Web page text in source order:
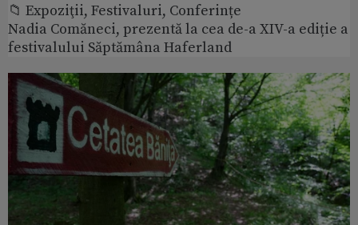
📁 Expoziţii, Festivaluri, Conferințe
Nadia Comăneci, prezentă la cea de-a XIV-a ediție a
festivalului Săptămâna Haferland